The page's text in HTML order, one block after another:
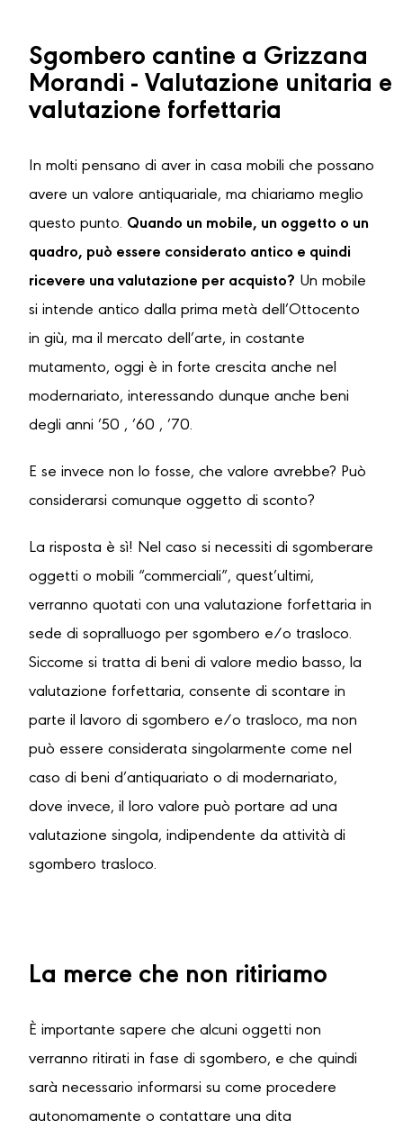
Sgombero cantine a Grizzana
Morandi - Valutazione unitaria e
valutazione forfettaria
In molti pensano di aver in casa mobili che possano
avere un valore antiquariale, ma chiariamo meglio
questo punto. Quando un mobile, un oggetto o un
quadro, può essere considerato antico e quindi
ricevere una valutazione per acquisto? Un mobile
si intende antico dalla prima metà dell’Ottocento
in giù, ma il mercato dell’arte, in costante
mutamento, oggi è in forte crescita anche nel
modernariato, interessando dunque anche beni
degli anni ’50 , ’60 , ’70.
E se invece non lo fosse, che valore avrebbe? Può
considerarsi comunque oggetto di sconto?
La risposta è sì! Nel caso si necessiti di sgomberare
oggetti o mobili “commerciali”, quest’ultimi,
verranno quotati con una valutazione forfettaria in
sede di sopralluogo per sgombero e/o trasloco.
Siccome si tratta di beni di valore medio basso, la
valutazione forfettaria, consente di scontare in
parte il lavoro di sgombero e/o trasloco, ma non
può essere considerata singolarmente come nel
caso di beni d’antiquariato o di modernariato,
dove invece, il loro valore può portare ad una
valutazione singola, indipendente da attività di
sgombero trasloco.
La merce che non ritiriamo
È importante sapere che alcuni oggetti non
verranno ritirati in fase di sgombero, e che quindi
sarà necessario informarsi su come procedere
autonomamente o contattare una dita